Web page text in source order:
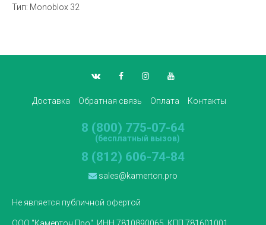
Тип: Monoblox 32
Доставка Обратная связь Оплата Контакты
8 (800) 775-07-64
(бесплатный вызов)
8 (812) 606-74-84
sales@kamerton.pro
Не является публичной офертой